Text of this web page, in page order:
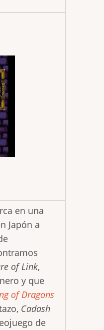
en una
Japón a
of Link,
y que
of Dragons
Cadash
de